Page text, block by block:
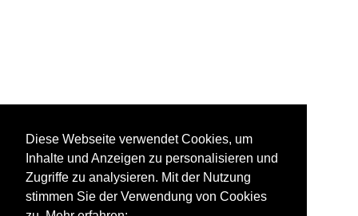
Diese Webseite verwendet Cookies, um
Inhalte und Anzeigen zu personalisieren und
Zugriffe zu analysieren. Mit der Nutzung
stimmen Sie der Verwendung von Cookies